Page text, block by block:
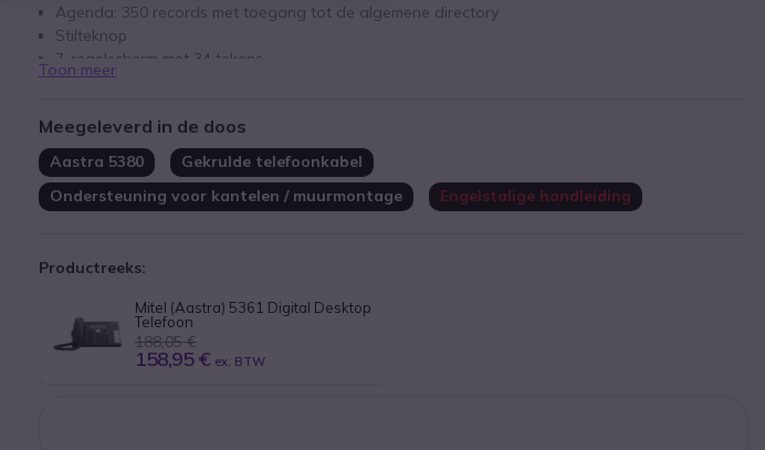
Agenda: 350 records met toegang tot de algemene directory
Stilteknop
7-regelscherm met 34 tekens
Ondersteunt maximaal 3 toetsenborduitbreidingsmodules
Toon meer
Meegeleverd in de doos
Aastra 5380
Gekrulde telefoonkabel
Ondersteuning voor kantelen / muurmontage
Engelstalige handleiding
Productreeks:
Mitel (Aastra) 5361 Digital Desktop
Telefoon
188,05 €
158,95 € ex. BTW